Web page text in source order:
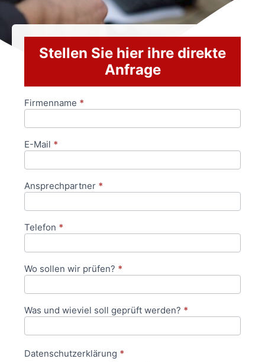
Stellen Sie hier ihre direkte
Anfrage
Anfrageformular
Firmenname *
E-Mail *
Ansprechpartner *
Telefon *
Wo sollen wir prüfen? *
Was und wieviel soll geprüft werden? *
Datenschutzerklärung *